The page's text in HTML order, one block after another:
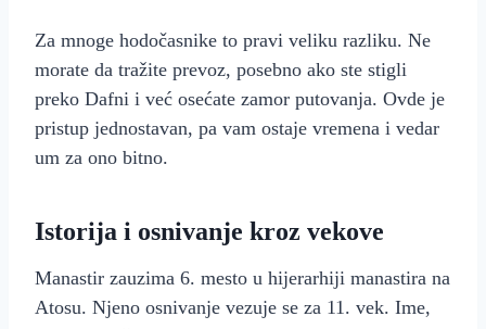
Za mnoge hodočasnike to pravi veliku razliku. Ne
morate da tražite prevoz, posebno ako ste stigli
preko Dafni i već osećate zamor putovanja. Ovde je
pristup jednostavan, pa vam ostaje vremena i vedar
um za ono bitno.
Istorija i osnivanje kroz vekove
Manastir zauzima 6. mesto u hijerarhiji manastira na
Atosu. Njeno osnivanje vezuje se za 11. vek. Ime,